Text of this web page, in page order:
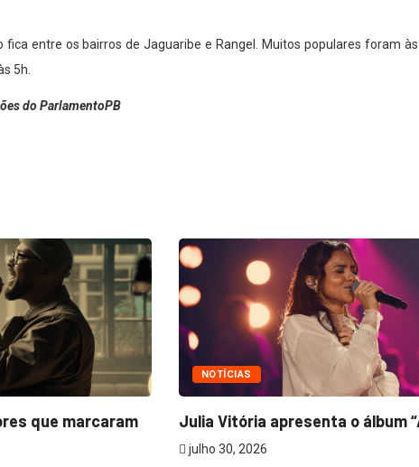
fica entre os bairros de Jaguaribe e Rangel. Muitos populares foram
5h.
do ParlamentoPB
que marcaram
NOTÍCIAS
Julia Vitória apresenta o álbum
julho 30, 2026